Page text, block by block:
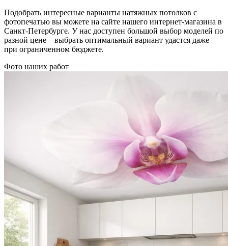
Подобрать интересные варианты натяжных потолков с
фотопечатью вы можете на сайте нашего интернет-магазина в
Санкт-Петербурге. У нас доступен большой выбор моделей по
разной цене – выбрать оптимальный вариант удастся даже
при ограниченном бюджете.
Фото наших работ